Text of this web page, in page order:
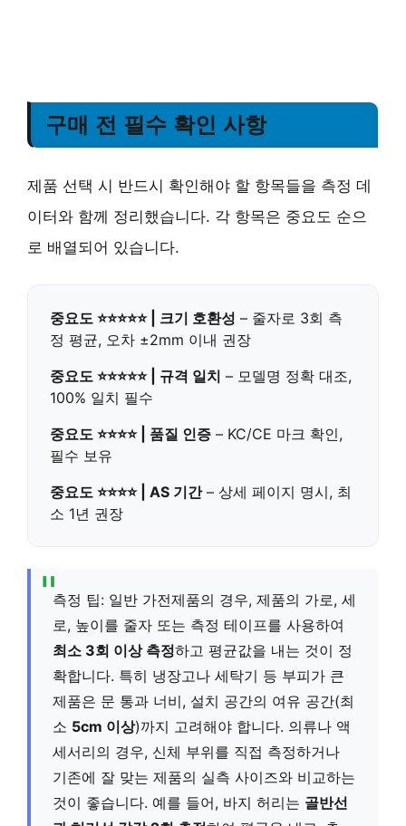
구매 전 필수 확인 사항
제품 선택 시 반드시 확인해야 할 항목들을 측정 데
이터와 함께 정리했습니다. 각 항목은 중요도 순으
로 배열되어 있습니다.
중요도 ⭐⭐⭐⭐⭐ | 크기 호환성 – 줄자로 3회 측
정 평균, 오차 ±2mm 이내 권장
중요도 ⭐⭐⭐⭐⭐ | 규격 일치 – 모델명 정확 대조,
100% 일치 필수
중요도 ⭐⭐⭐⭐ | 품질 인증 – KC/CE 마크 확인,
필수 보유
중요도 ⭐⭐⭐⭐ | AS 기간– 상세 페이지 명시, 최
소 1년 권장
측정 팁: 일반 가전제품의 경우, 제품의 가로, 세
로, 높이를 줄자 또는 측정 테이프를 사용하여
최소 3회 이상 측정하고 평균값을 내는 것이 정
확합니다. 특히 냉장고나 세탁기 등 부피가 큰
제품은 문 통과 너비, 설치 공간의 여유 공간(최
소 5cm 이상)까지 고려해야 합니다. 의류나 액
세서리의 경우, 신체 부위를 직접 측정하거나
기존에 잘 맞는 제품의 실측 사이즈와 비교하는
것이 좋습니다. 예를 들어, 바지 허리는 골반선